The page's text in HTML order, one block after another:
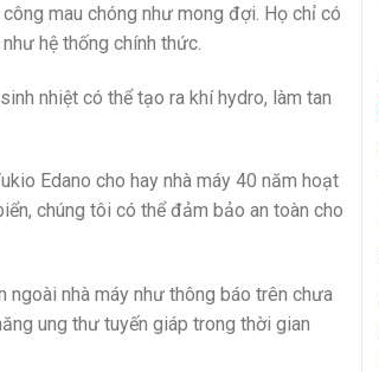
mau chóng như mong đợi. Họ chỉ có
hệ thống chính thức.
nhiệt có thể tạo ra khí hydro, làm tan
Edano cho hay nhà máy 40 năm hoạt
chúng tôi có thể đảm bảo an toàn cho
nhà máy như thông báo trên chưa
ung thư tuyến giáp trong thời gian